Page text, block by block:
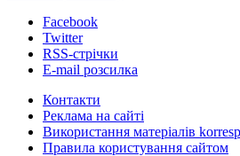
Facebook
Twitter
RSS-стрічки
E-mail розсилка
Контакти
Реклама на сайті
Використання матеріалів
Правила користування сайтом